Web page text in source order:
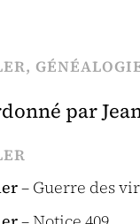
par
– Guerre des